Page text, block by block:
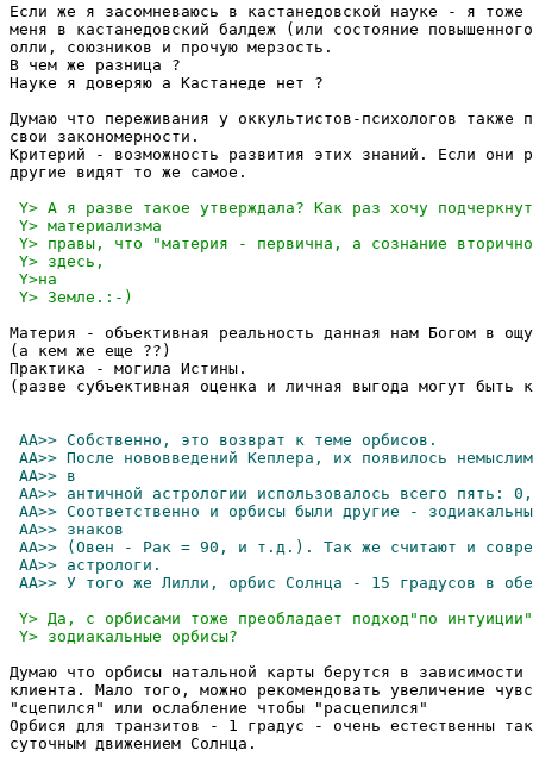
Если же я засомневаюсь в кастанедовской науке - я
меня в кастанедовский балдеж (или состояние
олли, союзников и прочую мерзость.
В чем же разница ?
Науке я доверяю а Кастанеде нет ?
Думаю что переживания у оккультистов-психологов также
свои закономерности.
Критерий - возможность развития этих знаний. Если они
другие видят то же самое.
Материя - объективная реальность данная нам Богом в
(а кем же еще ??)
Практика - могила Истины.
(разве субъективная оценка и личная выгода могут быть
Думаю что орбисы натальной карты берутся в зависимости
клиента. Мало того, можно рекомендовать увеличение
"сцепился" или ослабление чтобы "расцепился"
Орбися для транзитов - 1 градус - очень естественны
суточным движением Солнца.